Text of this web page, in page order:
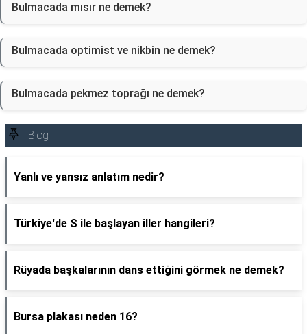
Bulmacada mısır ne demek?
Bulmacada optimist ve nikbin ne demek?
Bulmacada pekmez toprağı ne demek?
Blog
Yanlı ve yansız anlatım nedir?
Türkiye'de S ile başlayan iller hangileri?
Rüyada başkalarının dans ettiğini görmek ne demek?
Bursa plakası neden 16?